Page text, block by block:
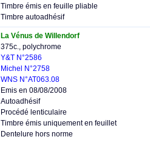
Timbre émis en feuille pliable
Timbre autoadhésif
La Vénus de Willendorf
375c., polychrome
Y&T N°2586
Michel N°2758
WNS N°AT063.08
Emis en 08/08/2008
Autoadhésif
Procédé lenticulaire
Timbre émis uniquement en feuillet
Dentelure hors norme